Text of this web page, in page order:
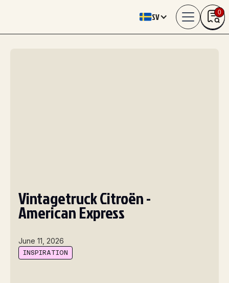
SV 0
Vintagetruck Citroën -
American Express
June 11, 2026
INSPIRATION